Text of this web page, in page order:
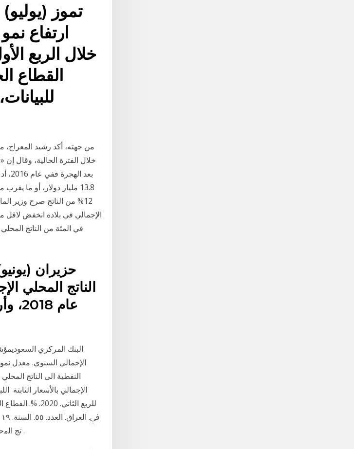
من جهته، أكد رشيد المعراج،
12% من الناتج صرح وزير
عام
الإجمالي السنوي. معدل نمو
للربع الثاني.
ﺗﺞ اﻟﻣﺣﻠﻲ اﻹﺟﻣﺎﻟﻲ ﻓﻲ اﻟﻌراق. ﻟﻠﻣدة. ١٩٩٠. -. ٢٠١٦. م. د. ﻋﻠﻲ ﺟﺎﺑر ﻋﺑد اﻟﺣﺳﯾن. م .